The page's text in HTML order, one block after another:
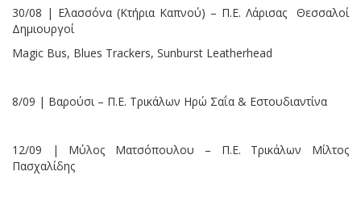
30/08 | Ελασσόνα (Κτήρια Καπνού) – Π.Ε. Λάρισας Θεσσαλοί
Δημιουργοί
Magic Bus, Blues Trackers, Sunburst Leatherhead
8/09 | Βαρούσι – Π.Ε. Τρικάλων Ηρώ Σαΐα & Εστουδιαντίνα
12/09 | Μύλος Ματσόπουλου – Π.Ε. Τρικάλων Μίλτος
Πασχαλίδης